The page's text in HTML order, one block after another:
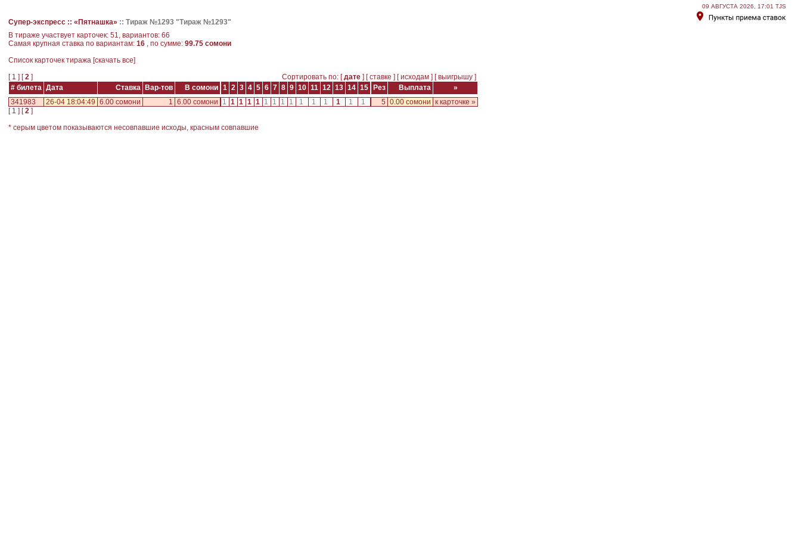
09 АВГУСТА 2026, 17:01 TJS
Супер-экспресс :: «Пятнашка» :: Тираж №1293 "Тираж №1293"
В тираже участвует карточек: 51, вариантов: 66
Самая крупная ставка по вариантам: 16 , по сумме: 99.75 сомони
Cписок карточек тиража [скачать все]
[1 ] [2 ] Сортировать по: [дате ] [ставке ] [исходам ] [выигрышу ]
# билета Дата Ставка Вар-тов В сомони 1 2 3 4 5 6 7 8 9 10 11 12 13 14 15 Рез Выплата
»
341983
26-04 18:04:49 6.00 сомони 1 6.00 сомони 1 1 1 1 1 1 1 1 1 1 1 1 1 1 1 5 0.00 сомони к карточке »
[1 ] [2 ]
* серым цветом показываются несовпавшие исходы, красным совпавшие